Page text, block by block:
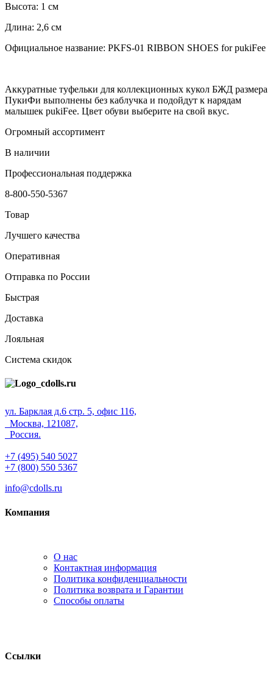
Высота: 1 см
Длина: 2,6 см
Официальное название: PKFS-01 RIBBON SHOES for pukiFee
Аккуратные туфельки для коллекционных кукол БЖД размера
ПукиФи выполнены без каблучка и подойдут к нарядам
малышек pukiFee. Цвет обуви выберите на свой вкус.
Огромный ассортимент
В наличии
Профессиональная поддержка
8-800-550-5367
Товар
Лучшего качества
Оперативная
Отправка по России
Быстрая
Доставка
Лояльная
Система скидок
ул. Барклая д.6 стр. 5, офис 116,
Москва, 121087,
Россия.
+7 (495) 540 5027
+7 (800) 550 5367
info@cdolls.ru
Компания
О нас
Контактная информация
Политика конфиденциальности
Политика возврата и Гарантии
Способы оплаты
Ссылки